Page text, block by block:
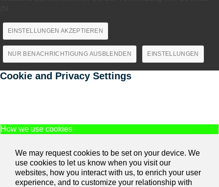
EINSTELLUNGEN AKZEPTIEREN
NUR BENACHRICHTIGUNG AUSBLENDEN EINSTELLUNGEN
Cookie and Privacy Settings
How we use cookies
We may request cookies to be set on your device. We
use cookies to let us know when you visit our
websites, how you interact with us, to enrich your user
experience, and to customize your relationship with